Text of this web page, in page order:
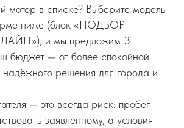
мотор в списке? Выберите модель
ниже (блок «ПОДБОР
и мы предложим 3
бюджет — от более спокойной
решения для города и
— это всегда риск: пробег
заявленному, а условия